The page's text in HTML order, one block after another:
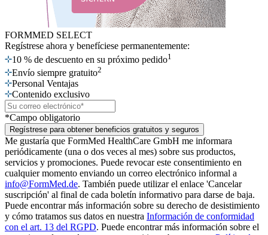
FORMMED SELECT
Regístrese ahora y benefíciese permanentemente:
10 % de descuento en su próximo pedido1
Envío siempre gratuito2
Personal Ventajas
Contenido exclusivo
*Campo obligatorio
Regístrese para obtener beneficios gratuitos y seguros
Me gustaría que FormMed HealthCare GmbH me informara
periódicamente (una o dos veces al mes) sobre sus productos,
servicios y promociones. Puede revocar este consentimiento en
cualquier momento enviando un correo electrónico informal a
info@FormMed.de. También puede utilizar el enlace 'Cancelar
suscripción' al final de cada boletín informativo para darse de baja.
Puede encontrar más información sobre su derecho de desistimiento
y cómo tratamos sus datos en nuestra Información de conformidad
con el art. 13 del RGPD. Puede encontrar más información sobre el